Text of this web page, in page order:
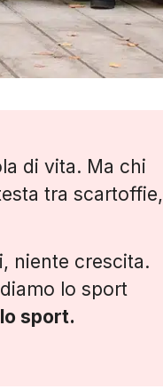
di vita. Ma chi
tra scartoffie,
niente crescita.
lo sport
sport.